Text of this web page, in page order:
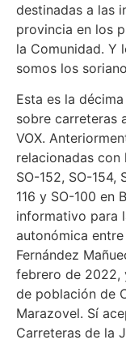
destinadas a las
provincia en los
la Comunidad. Y
somos los
Esta es la
sobre carreteras
VOX.
relacionadas con
SO-152, SO-154,
116 y SO-100 en
informativo para
autonómica
Fernández
febrero de 2022,
de población de
Marazovel. Sí
Carreteras de la